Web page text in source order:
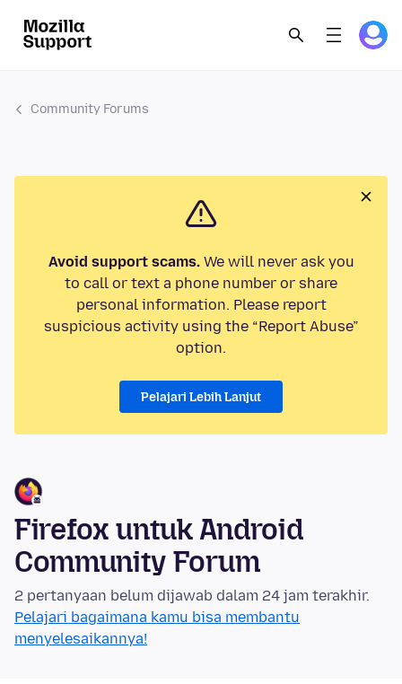
Community Forums
Avoid support scams.We will never ask you
to call or text a phone number or share
personal information. Please report
suspicious activity using the “Report Abuse”
option.
Pelajari Lebih Lanjut
Firefox untuk Android
Community Forum
2 pertanyaan belum dijawab dalam 24 jam terakhir.
Pelajari bagaimana kamu bisa membantu
menyelesaikannya!